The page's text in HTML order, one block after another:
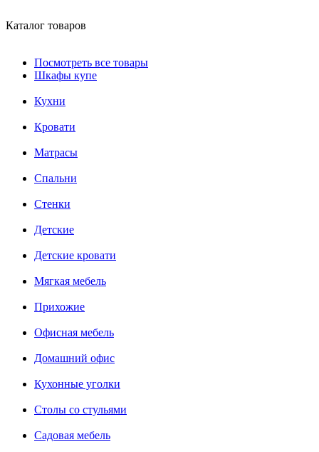
Каталог товаров
Посмотреть все товары
Шкафы купе
Кухни
Кровати
Матрасы
Cпальни
Стенки
Детские
Детские кровати
Мягкая мебель
Прихожие
Офисная мебель
Домашний офис
Кухонные уголки
Столы со стульями
Садовая мебель